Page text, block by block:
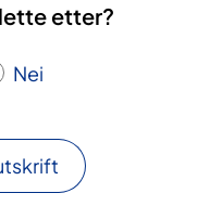
etter?
Nei